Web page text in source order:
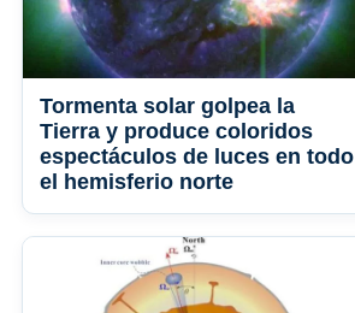
Tormenta solar golpea la
Tierra y produce coloridos
espectáculos de luces en todo
el hemisferio norte